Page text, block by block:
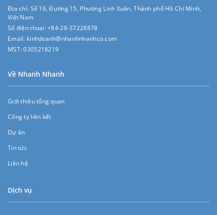
Địa chỉ: Số 16, Đường 15, Phường Linh Xuân, Thành phố Hồ Chí Minh,
Việt Nam
Số điện thoại:+84-28-37228878
Email: kinhdoanh@nhanhnhanhco.com
MST:0305218219
Về Nhanh Nhanh
Giới thiệu tổng quan
Công ty liên kết
Dự án
Tin tức
Liên hệ
Dịch vụ